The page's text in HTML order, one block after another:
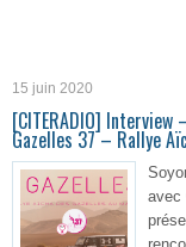
15 juin 2020
[CITERADIO]
Gazelles 37 – Rallye
avec